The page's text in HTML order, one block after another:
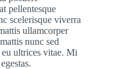
pellentesque
scelerisque viverra
ullamcorper
nunc sed
ultrices vitae. Mi